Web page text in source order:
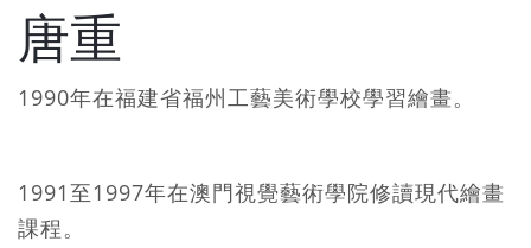
唐重
1990年在福建省福州工藝美術學校學習繪畫。
1991至1997年在澳門視覺藝術學院修讀現代繪畫
課程。